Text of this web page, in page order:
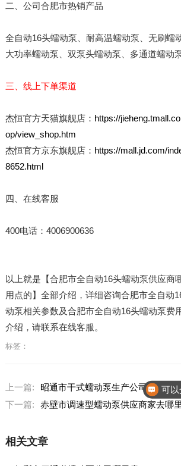
二、公司合肥市热销产品
全自动16头蠕动泵、耐高温蠕动泵、无刷蠕
大功率蠕动泵、双泵头蠕动泵、多通道蠕动
三、线上下单渠道
杰恒官方天猫旗舰店： https://
op/view_shop.htm
杰恒官方京东旗舰店： https://mall.jd.com/
8652.html
四、在线客服
400电话：4006900636
以上就是【合肥市全自动16头蠕动泵供应商
用点的】全部介绍，详细咨询合肥市全自动
动泵相关参数及合肥市全自动16头蠕动泵费
介绍，请联系在线客服。
标签：
上一篇:
昭通市干式蠕动泵生产公司哪家好用
下一篇:
赤壁市调速型蠕动泵供应商家去哪里买好用
相关文章